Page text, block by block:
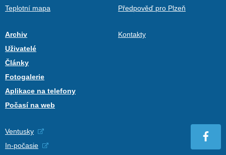
Teplotní mapa
Předpověď pro Plzeň
Archiv
Uživatelé
Články
Fotogalerie
Aplikace na telefony
Počasí na web
Kontakty
Ventusky
In-počasie